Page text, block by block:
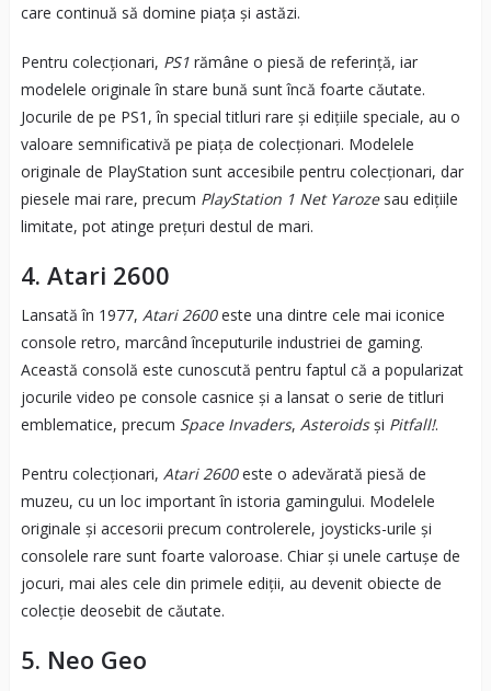
care continuă să domine piața și astăzi.
Pentru colecționari, PS1rămâne o piesă de referință, iar
modelele originale în stare bună sunt încă foarte căutate.
Jocurile de pe PS1, în special titluri rare și edițiile speciale, au o
valoare semnificativă pe piața de colecționari. Modelele
originale de PlayStation sunt accesibile pentru colecționari, dar
piesele mai rare, precum PlayStation 1 Net Yarozesau edițiile
limitate, pot atinge prețuri destul de mari.
4. Atari 2600
Lansată în 1977, Atari 2600este una dintre cele mai iconice
console retro, marcând începuturile industriei de gaming.
Această consolă este cunoscută pentru faptul că a popularizat
jocurile video pe console casnice și a lansat o serie de titluri
emblematice, precum Space Invaders, Asteroidsși Pitfall!.
Pentru colecționari, Atari 2600este o adevărată piesă de
muzeu, cu un loc important în istoria gamingului. Modelele
originale și accesorii precum controlerele, joysticks-urile și
consolele rare sunt foarte valoroase. Chiar și unele cartușe de
jocuri, mai ales cele din primele ediții, au devenit obiecte de
colecție deosebit de căutate.
5. Neo Geo